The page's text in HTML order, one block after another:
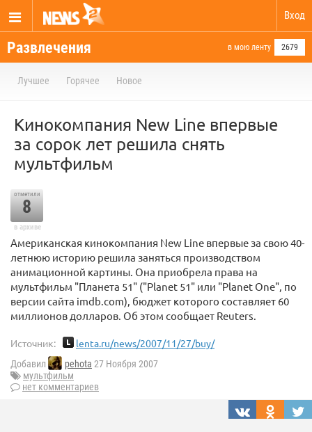
Вход
Развлечения в мою ленту 2679
Лучшее Горячее Новое
Кинокомпания New Line впервые
за сорок лет решила снять
мультфильм
отметили
8
в архиве
Американская кинокомпания New Line впервые за свою 40-
летнюю историю решила заняться производством
анимационной картины. Она приобрела права на
мультфильм "Планета 51" ("Planet 51" или "Planet One", по
версии сайта imdb.com), бюджет которого составляет 60
миллионов долларов. Об этом сообщает Reuters.
Источник: lenta.ru/news/2007/11/27/buy/
Добавил pehota 27 Ноября 2007
мультфильм
нет комментариев